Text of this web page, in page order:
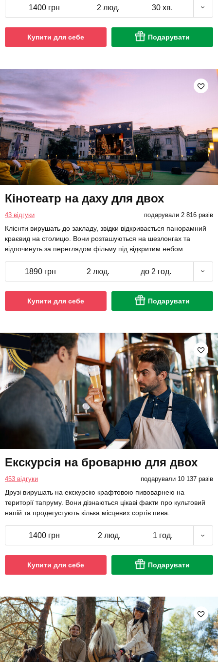
1400 грн 2 люд. 30 хв.
Купити для себе Подарувати
Кінотеатр на даху для двох
43 відгуки подарували 2 816 разів
Клієнти вирушать до закладу, звідки відкривається панорамний
краєвид на столицю. Вони розташуються на шезлонгах та
відпочинуть за переглядом фільму під відкритим небом.
1890 грн 2 люд. до 2 год.
Купити для себе Подарувати
Екскурсія на броварню для двох
453 відгуки подарували 10 137 разів
Друзі вирушать на екскурсію крафтовою пивоварнею на
території тапруму. Вони дізнаються цікаві факти про культовий
напій та продегустують кілька місцевих сортів пива.
1400 грн 2 люд. 1 год.
Купити для себе Подарувати